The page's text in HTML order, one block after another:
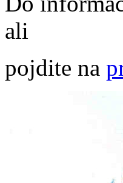
ali
pojdite na